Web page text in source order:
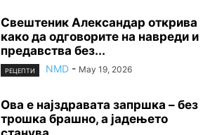
Свештеник Александар открива
како да одговорите на навреди и
предавства без...
РЕЦЕПТИ NMD - May 19, 2026
Ова е најздравата запршка – без
трошка брашно, а јадењето